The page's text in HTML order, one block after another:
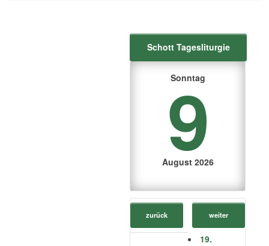
Schott Tagesliturgie
Sonntag
9
August 2026
zurück weiter
19.